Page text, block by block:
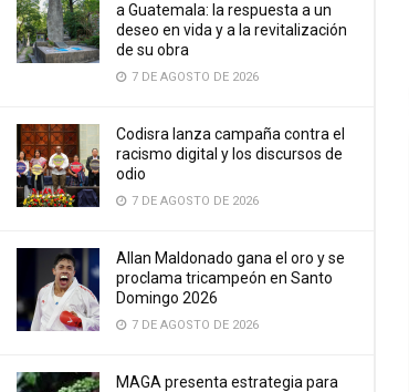
a Guatemala: la respuesta a un
deseo en vida y a la revitalización
de su obra
7 DE AGOSTO DE 2026
Codisra lanza campaña contra el
racismo digital y los discursos de
odio
7 DE AGOSTO DE 2026
Allan Maldonado gana el oro y se
proclama tricampeón en Santo
Domingo 2026
7 DE AGOSTO DE 2026
MAGA presenta estrategia para